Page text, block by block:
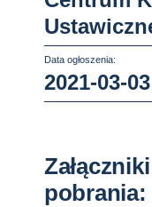
Data ogłoszenia:
2021-03-03
pobrania: